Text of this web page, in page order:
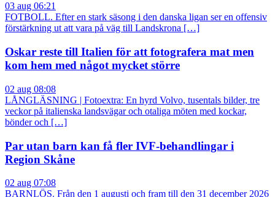
03 aug 06:21
FOTBOLL. Efter en stark säsong i den danska ligan ser en offensiv
förstärkning ut att vara på väg till Landskrona […]
Oskar reste till Italien för att fotografera mat men
kom hem med något mycket större
02 aug 08:08
LÅNGLÄSNING | Fotoextra: En hyrd Volvo, tusentals bilder, tre
veckor på italienska landsvägar och otaliga möten med kockar,
bönder och […]
Par utan barn kan få fler IVF-behandlingar i
Region Skåne
02 aug 07:08
BARNLÖS. Från den 1 augusti och fram till den 31 december 2026